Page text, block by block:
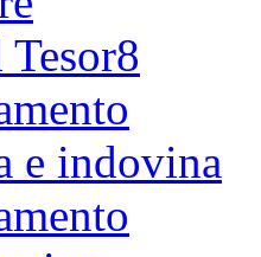
e indovina